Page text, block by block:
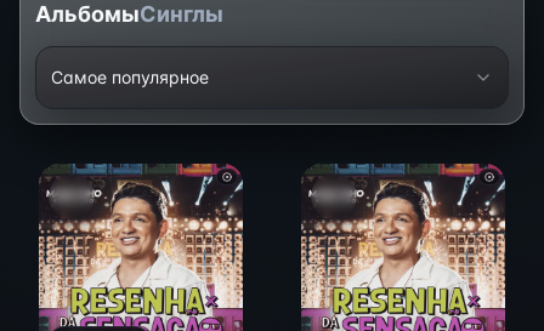
АльбомыСинглы
Самое популярное